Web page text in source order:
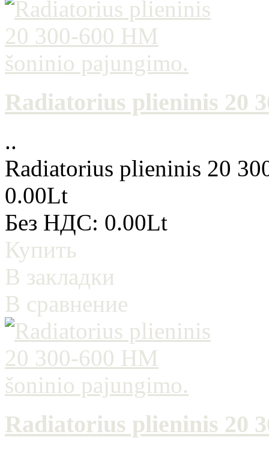
Radiatorius plieninis 20
..
Radiatorius plieninis 20
0.00Lt
Без НДС: 0.00Lt
Купить
В закладки
В сравнение
Radiatorius plieninis 20